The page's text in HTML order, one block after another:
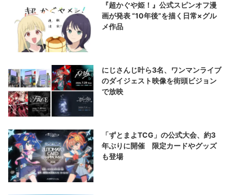
『超かぐや姫！』公式スピンオフ漫
画が発表 “10年後”を描く日常×グル
メ作品
にじさんじ叶ら3名、ワンマンライブ
のダイジェスト映像を街頭ビジョン
で放映
「ずとまよTCG」の公式大会、約3
年ぶりに開催 限定カードやグッズ
も登場